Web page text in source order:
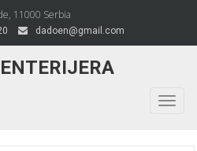
11000 Serbia
dadoen@gmail.com